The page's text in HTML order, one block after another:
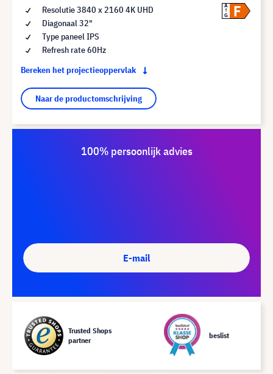
Resolutie 3840 x 2160 4K UHD
Diagonaal 32"
Type paneel IPS
Refresh rate 60Hz
Bereken het projectieoppervlak
Naar de productomschrijving
A
G
F
100% persoonlijk advies
E-mail
Trusted Shops
partner
beslist